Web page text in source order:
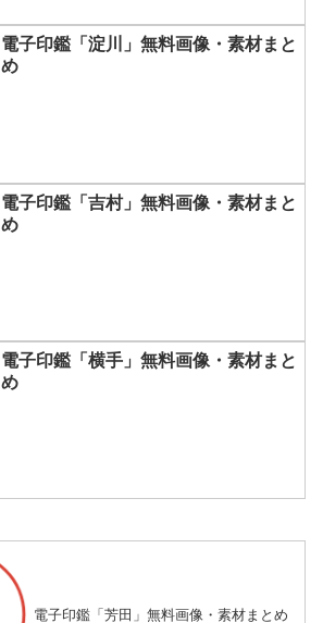
電子印鑑「淀川」無料画像・素材まと
め
電子印鑑「吉村」無料画像・素材まと
め
電子印鑑「横手」無料画像・素材まと
め
電子印鑑「芳田」無料画像・素材まとめ